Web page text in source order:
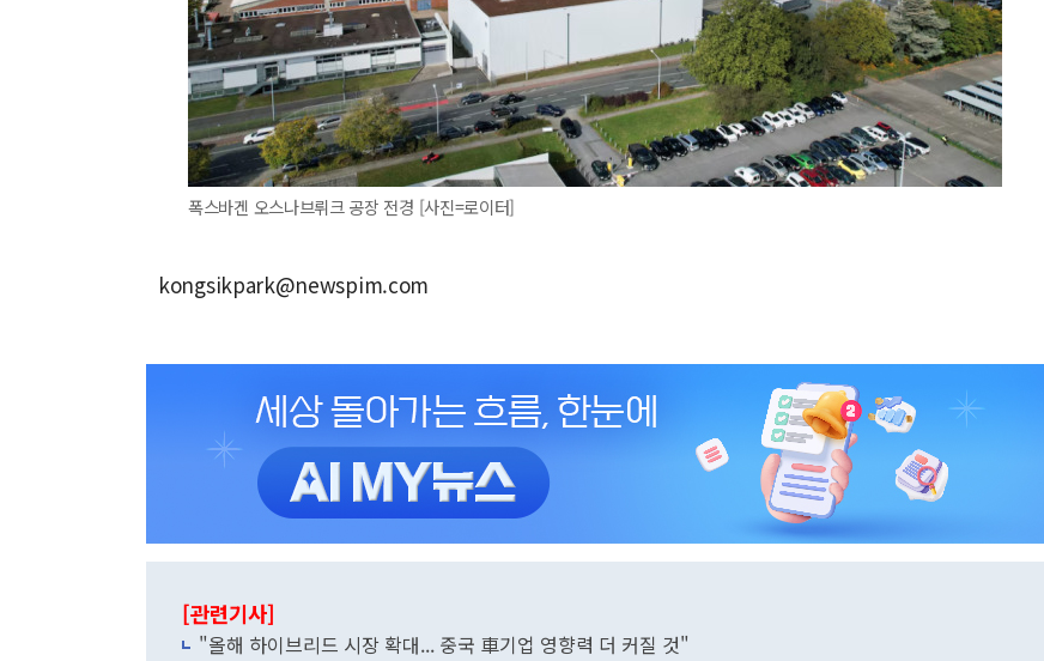
폭스바겐 오스나브뤼크 공장 전경 [사진=로이터]
kongsikpark@newspim.com
[관련기사]
"올해 하이브리드 시장 확대... 중국 車기업 영향력 더 커질 것"